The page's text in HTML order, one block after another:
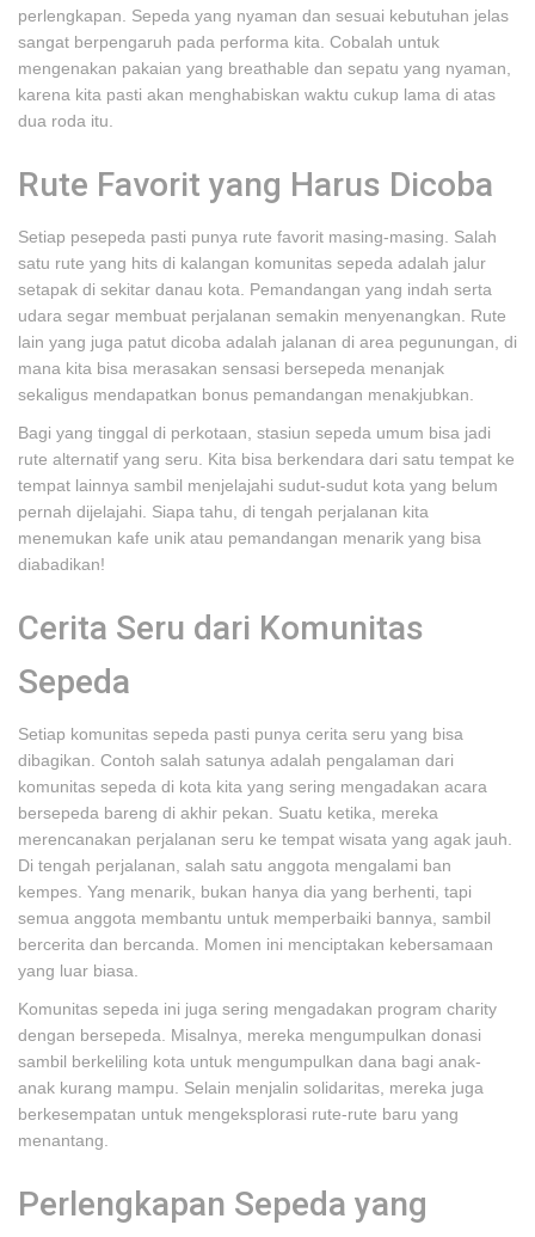
perlengkapan. Sepeda yang nyaman dan sesuai kebutuhan jelas
sangat berpengaruh pada performa kita. Cobalah untuk
mengenakan pakaian yang breathable dan sepatu yang nyaman,
karena kita pasti akan menghabiskan waktu cukup lama di atas
dua roda itu.
Rute Favorit yang Harus Dicoba
Setiap pesepeda pasti punya rute favorit masing-masing. Salah
satu rute yang hits di kalangan komunitas sepeda adalah jalur
setapak di sekitar danau kota. Pemandangan yang indah serta
udara segar membuat perjalanan semakin menyenangkan. Rute
lain yang juga patut dicoba adalah jalanan di area pegunungan, di
mana kita bisa merasakan sensasi bersepeda menanjak
sekaligus mendapatkan bonus pemandangan menakjubkan.
Bagi yang tinggal di perkotaan, stasiun sepeda umum bisa jadi
rute alternatif yang seru. Kita bisa berkendara dari satu tempat ke
tempat lainnya sambil menjelajahi sudut-sudut kota yang belum
pernah dijelajahi. Siapa tahu, di tengah perjalanan kita
menemukan kafe unik atau pemandangan menarik yang bisa
diabadikan!
Cerita Seru dari Komunitas
Sepeda
Setiap komunitas sepeda pasti punya cerita seru yang bisa
dibagikan. Contoh salah satunya adalah pengalaman dari
komunitas sepeda di kota kita yang sering mengadakan acara
bersepeda bareng di akhir pekan. Suatu ketika, mereka
merencanakan perjalanan seru ke tempat wisata yang agak jauh.
Di tengah perjalanan, salah satu anggota mengalami ban
kempes. Yang menarik, bukan hanya dia yang berhenti, tapi
semua anggota membantu untuk memperbaiki bannya, sambil
bercerita dan bercanda. Momen ini menciptakan kebersamaan
yang luar biasa.
Komunitas sepeda ini juga sering mengadakan program charity
dengan bersepeda. Misalnya, mereka mengumpulkan donasi
sambil berkeliling kota untuk mengumpulkan dana bagi anak-
anak kurang mampu. Selain menjalin solidaritas, mereka juga
berkesempatan untuk mengeksplorasi rute-rute baru yang
menantang.
Perlengkapan Sepeda yang